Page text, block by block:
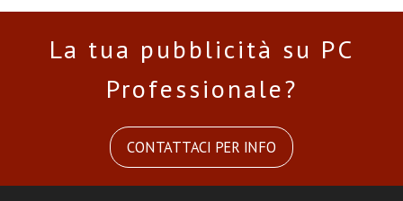
La tua pubblicità su PC
Professionale?
CONTATTACI PER INFO